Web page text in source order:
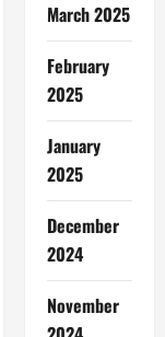
March 2025
February
2025
January
2025
December
2024
November